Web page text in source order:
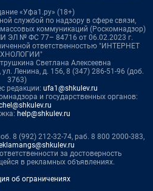
«Уфа1.ру» (18+)
службой по надзору в сфере связи,
коммуникаций (Роскомнадзор)
ЭЛ № ФС 77– 84716 от 06.02.2023 г.
ответственностью "ИНТЕРНЕТ
Светлана Алексеевна
Ленина, д. 156, 8 (347) 286-51-96 (доб.
3763)
редакции: ufa1@shkulev.ru
и государственных органов:
help@shkulev.ru
8 (992) 212-32-74, раб. 8 800 2000-383,
за достоверность
в рекламных объявлениях.
об ограничениях